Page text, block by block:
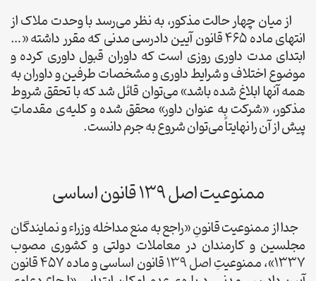
از میان چهار حالت مذکور، به نظر می‌رسد با وحدت ملاک از
انتهای ماده 465 قانون آیین دادرسی مدنی که مقرر داشته «…
ابتدای مدت داوری روزی است که داوران قبول داوری کرده و
موضوع اختلاف و شرایط داوری و مشخصات طرفین و داوران به
همه آنها ابلاغ شده باشد» می‌توان قائل شد که با تحقق شروط
مذکور، «شرکت به عنوان داور» محقق شده و کلیه‌ی مقدماتِ
پیش از آن را نهایتاً می‌توان شروع به جرم دانست.
ممنوعیت اصل 139 قانون اساسی
جدا از ممنوعیت قانونِ «راجع به منع مداخله وزراء و نمایندگان
مجلسین و کارمندان در معاملات دولتی و کشوری مصوب
1337»، ممنوعیتِ
اصل 139
قانون اساسی و ماده 457 قانون